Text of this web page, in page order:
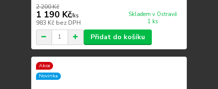
2 200 Kč
1 190 Kč/ks
983 Kč bez DPH
Skladem v Ostravě
1 ks
Přidat do košíku
Akce
Novinka